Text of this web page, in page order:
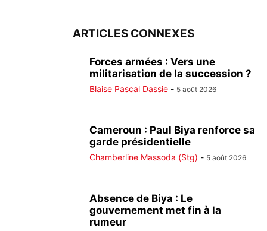
ARTICLES CONNEXES
Forces armées : Vers une
militarisation de la succession ?
Blaise Pascal Dassie - 5 août 2026
Cameroun : Paul Biya renforce sa
garde présidentielle
Chamberline Massoda (Stg) - 5 août 2026
Absence de Biya : Le
gouvernement met fin à la
rumeur